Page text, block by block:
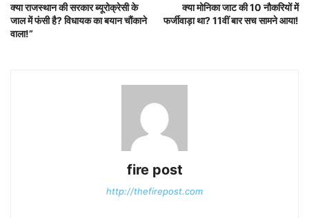
क्या राजस्थान की सरकार ब्यूरोक्रेसी के
जाल में फंसी है? विधायक का बयान चौंकाने
वाला!”
क्या मोनिका जाट की 10 नौकरियों में
फर्जीवाड़ा था? 11वीं बार सच सामने आया!
fire post
http://thefirepost.com